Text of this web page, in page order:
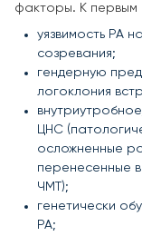
факторы. К первым
уязвимость РА
созревания;
гендерную
логоклония
ЦНС
осложненные
перенесенные
ЧМТ);
генетически
РА;